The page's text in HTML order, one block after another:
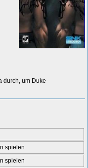
durch, um Duke
spielen
spielen